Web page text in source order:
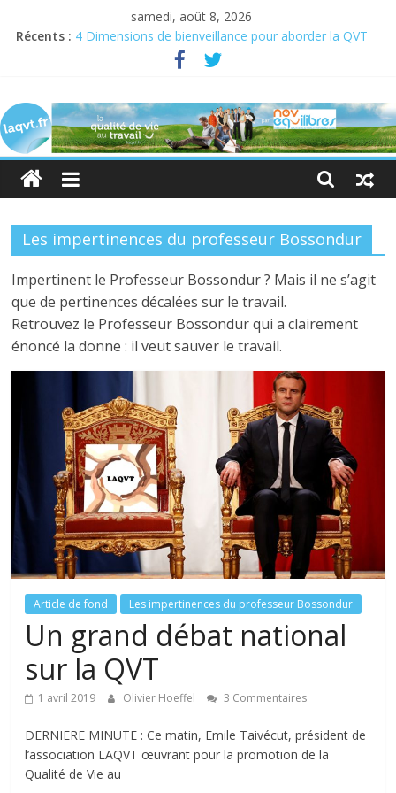
samedi, août 8, 2026
Récents : 4 Dimensions de bienveillance pour aborder la QVT
Semaine pour la QVCT du 19 au 23 juin 2023
Semaine de la QVT 2022 : En quête de sens au travail
Bienveillance, progrès et QVT
laqvt.fr
La
QVT
pour
et
pour
tous,
par
toutes
et
par
Les impertinences du professeur Bossondur
Impertinent le Professeur Bossondur ? Mais il ne s’agit
que de pertinences décalées sur le travail.
Retrouvez le Professeur Bossondur qui a clairement
énoncé la donne : il veut sauver le travail.
Article de fond Les impertinences du professeur Bossondur
Un grand débat national
sur la QVT
1 avril 2019 Olivier Hoeffel 3 Commentaires
DERNIERE MINUTE : Ce matin, Emile Taivécut, président de
l’association LAQVT œuvrant pour la promotion de la
Qualité de Vie au